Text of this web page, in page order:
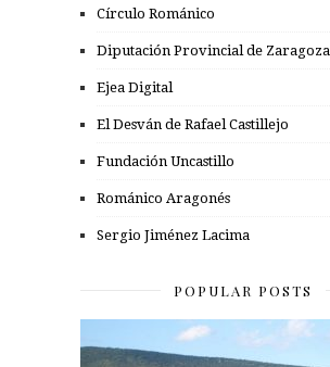
Círculo Románico
Diputación Provincial de Zaragoza
Ejea Digital
El Desván de Rafael Castillejo
Fundación Uncastillo
Románico Aragonés
Sergio Jiménez Lacima
POPULAR POSTS